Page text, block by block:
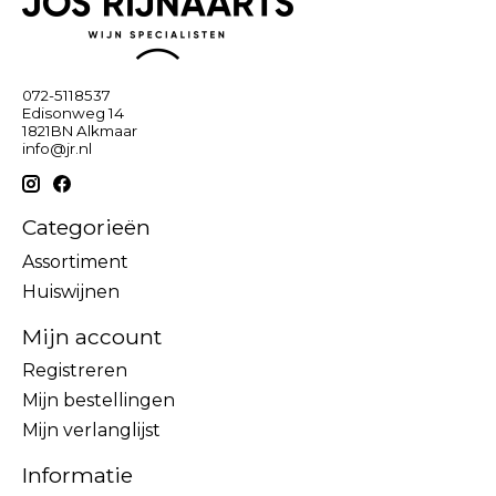
072-5118537
Edisonweg 14
1821BN Alkmaar
info@jr.nl
Categorieën
Assortiment
Huiswijnen
Mijn account
Registreren
Mijn bestellingen
Mijn verlanglijst
Informatie